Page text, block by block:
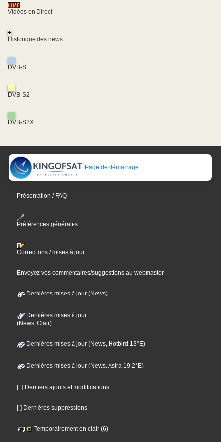
Vidéos en Direct
+
Historique des news
DVB-S
DVB-S2
DVB-S2X
Page de démarrage
Présentation / FAQ
Préférences générales
Corrections / mises à jour
Envoyez vos commentaires/suggestions au webmaster
Dernières mises à jour (News)
Dernières mises à jour
(News, Clair)
Dernières mises à jour (News, Hotbird 13°E)
Dernières mises à jour (News, Astra 19,2°E)
[+] Derniers ajouts et modifications
[-] Dernières suppressions
Temporairement en clair (6)